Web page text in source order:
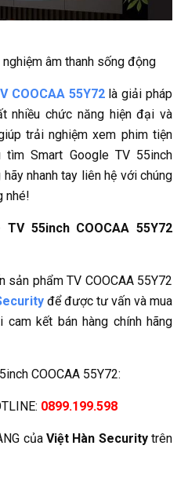
âm thanh sống động
COOCAA 55Y72là giải pháp
nhiều chức năng hiện đại và
trải nghiệm xem phim tiện
tìm Smart Google TV 55inch
nhanh tay liên hệ với chúng
nhé!
55inch COOCAA 55Y72
sản phẩm TV COOCAA 55Y72
để được tư vấn và mua
cam kết bán hàng chính hãng
COOCAA 55Y72:
0899.199.598
của Việt Hàn Securitytrên